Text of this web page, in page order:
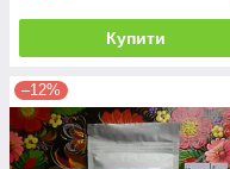
Купити
–12%